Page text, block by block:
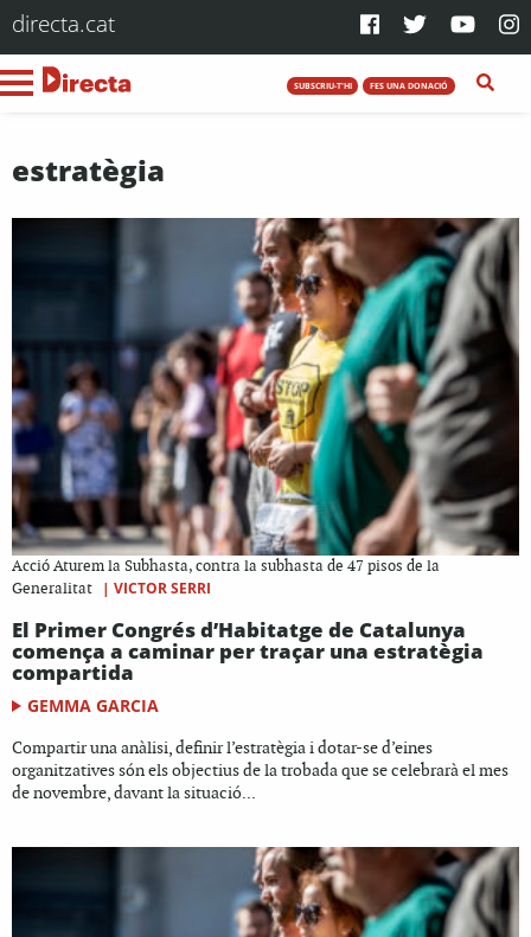
directa.cat
SUBSCRIU-T'HI FES UNA DONACIÓ
estratègia
Acció Aturem la Subhasta, contra la subhasta de 47 pisos de la
Generalitat
| VICTOR SERRI
El Primer Congrés d’Habitatge de Catalunya
comença a caminar per traçar una estratègia
compartida
GEMMA GARCIA
Compartir una anàlisi, definir l’estratègia i dotar-se d’eines
organitzatives són els objectius de la trobada que se celebrarà el mes
de novembre, davant la situació...